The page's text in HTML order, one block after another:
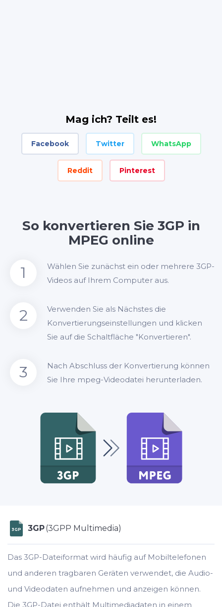
Mag ich? Teilt es!
Facebook Twitter WhatsApp
Reddit Pinterest
So konvertieren Sie 3GP in
MPEG online
1
Wählen Sie zunächst ein oder mehrere 3GP-
Videos auf Ihrem Computer aus.
2
Verwenden Sie als Nächstes die
Konvertierungseinstellungen und klicken
Sie auf die Schaltfläche "Konvertieren".
3
Nach Abschluss der Konvertierung können
Sie Ihre mpeg-Videodatei herunterladen.
3GP 3GP(3GPP Multimedia)
Das 3GP-Dateiformat wird häufig auf Mobiltelefonen
und anderen tragbaren Geräten verwendet, die Audio-
und Videodaten aufnehmen und anzeigen können.
Die 3GP-Datei enthält Multimediadaten in einem